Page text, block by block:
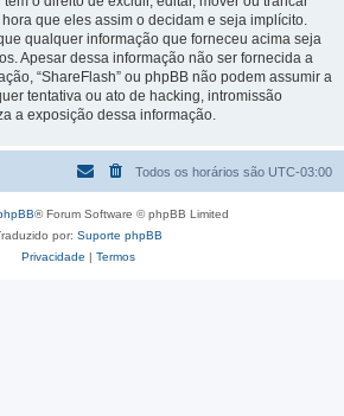
que eles assim o decidam e seja implícito.
qualquer informação que forneceu acima seja
Apesar dessa informação não ser fornecida a
“ShareFlash” ou phpBB não podem assumir a
tentativa ou ato de hacking, intromissão
a exposição dessa informação.
Todos os horários são UTC-03:00
® Forum Software © phpBB Limited
por: Suporte phpBB
Privacidade | Termos